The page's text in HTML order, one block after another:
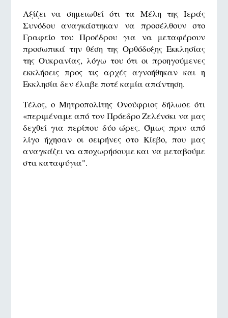
Αξίζει να σημειωθεί ότι τα Μέλη της Ιεράς
Συνόδου αναγκάστηκαν να προσέλθουν στο
Γραφείο του Προέδρου για να μεταφέρουν
προσωπικά την θέση της Ορθόδοξης Εκκλησίας
της Ουκρανίας, λόγω του ότι οι προηγούμενες
εκκλήσεις προς τις αρχές αγνοήθηκαν και η
Εκκλησία δεν έλαβε ποτέ καμία απάντηση.
Τέλος, ο Μητροπολίτης Ονούφριος δήλωσε ότι
«περιμέναμε από τον Πρόεδρο Ζελένσκι να μας
δεχθεί για περίπου δύο ώρες. Όμως πριν από
λίγο ήχησαν οι σειρήνες στο Κίεβο, που μας
αναγκάζει να αποχωρήσουμε και να μεταβούμε
στα καταφύγια".